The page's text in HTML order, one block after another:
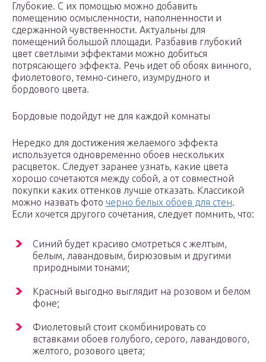
Глубокие. С их помощью можно добавить
помещению осмысленности, наполненности и
сдержанной чувственности. Актуальны для
помещений большой площади. Разбавив глубокий
цвет светлыми эффектами можно добиться
потрясающего эффекта. Речь идет об обоях винного,
фиолетового, темно-синего, изумрудного и
бордового цвета.
Бордовые подойдут не для каждой комнаты
Нередко для достижения желаемого эффекта
используется одновременно обоев нескольких
расцветок. Следует заранее узнать, какие цвета
хорошо сочетаются между собой, а от совместной
покупки каких оттенков лучше отказать. Классикой
можно назвать фото черно белых обоев для стен.
Если хочется другого сочетания, следует помнить, что:
Синий будет красиво смотреться с желтым,
белым, лавандовым, бирюзовым и другими
природными тонами;
Красный выгодно выглядит на розовом и белом
фоне;
Фиолетовый стоит скомбинировать со
вставками обоев голубого, серого, лавандового,
желтого, розового цвета;